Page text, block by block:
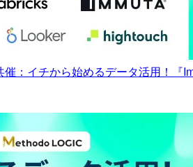
：イチから始めるデータ活用！『